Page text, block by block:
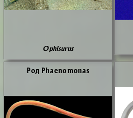
Ophisurus
Род Phaenomonas